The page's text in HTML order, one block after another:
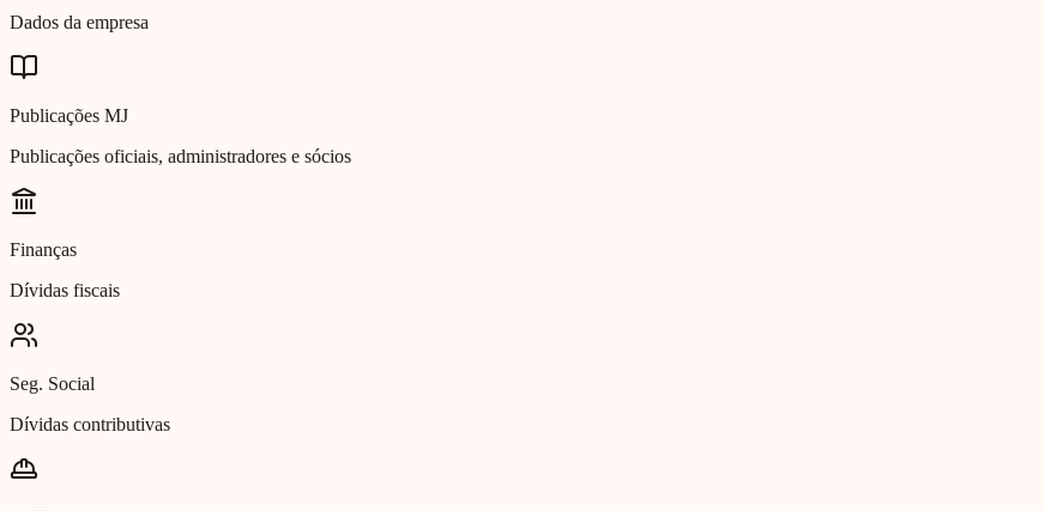
Dados da empresa
Publicações MJ
Publicações oficiais, administradores e sócios
Finanças
Dívidas fiscais
Seg. Social
Dívidas contributivas